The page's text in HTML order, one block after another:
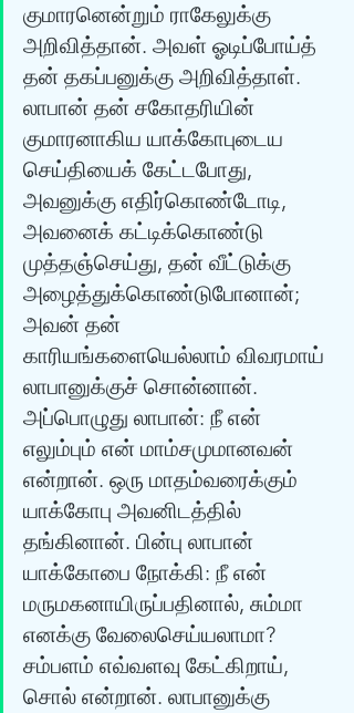
குமாரனென்றும் ராகேலுக்கு
அறிவித்தான். அவள் ஓடிப்போய்த்
தன் தகப்பனுக்கு அறிவித்தாள்.
லாபான் தன் சகோதரியின்
குமாரனாகிய யாக்கோபுடைய
செய்தியைக் கேட்டபோது,
அவனுக்கு எதிர்கொண்டோடி,
அவனைக் கட்டிக்கொண்டு
முத்தஞ்செய்து, தன் வீட்டுக்கு
அழைத்துக்கொண்டுபோனான்;
அவன் தன்
காரியங்களையெல்லாம் விவரமாய்
லாபானுக்குச் சொன்னான்.
அப்பொழுது லாபான்: நீ என்
எலும்பும் என் மாம்சமுமானவன்
என்றான். ஒரு மாதம்வரைக்கும்
யாக்கோபு அவனிடத்தில்
தங்கினான். பின்பு லாபான்
யாக்கோபை நோக்கி: நீ என்
மருமகனாயிருப்பதினால், சும்மா
எனக்கு வேலைசெய்யலாமா?
சம்பளம் எவ்வளவு கேட்கிறாய்,
சொல் என்றான். லாபானுக்கு